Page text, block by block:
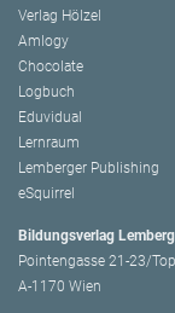
Verlag Hölzel
Amlogy
Chocolate
Logbuch
Eduvidual
Lernraum
Lemberger Publishing
eSquirrel
Bildungsverlag
Pointengasse 21-23/
A-1170 Wien